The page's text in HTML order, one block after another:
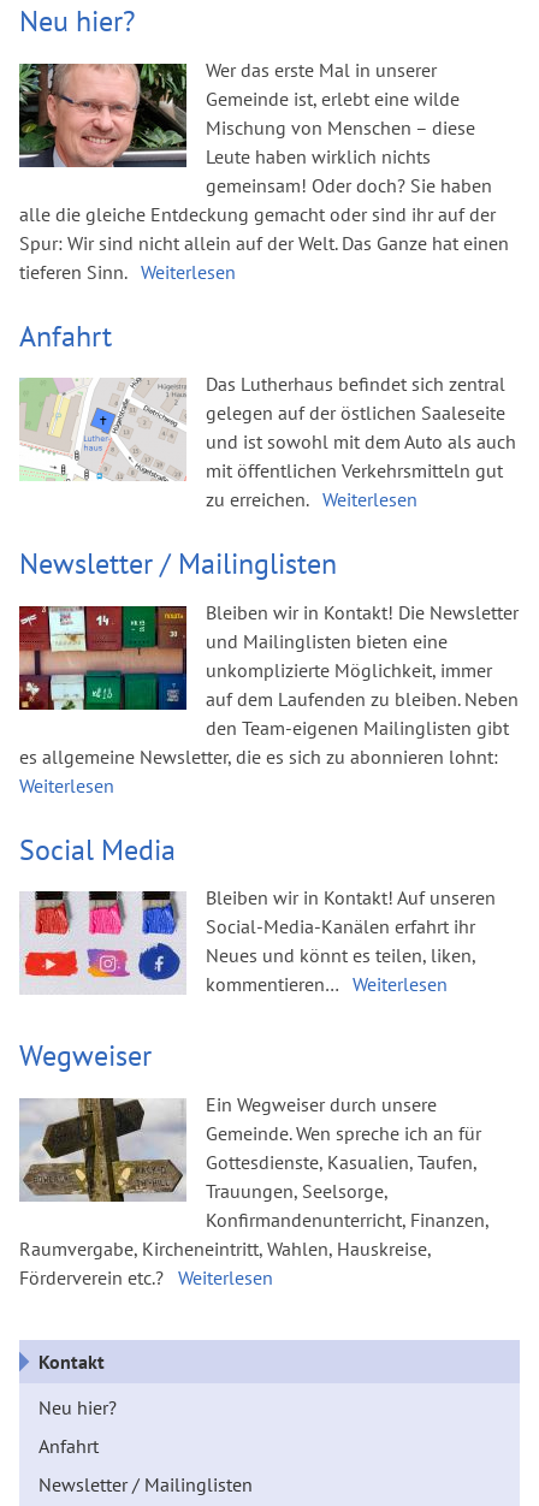
Neu hier?
Wer das erste Mal in unserer
Gemeinde ist, erlebt eine wilde
Mischung von Menschen – diese
Leute haben wirklich nichts
gemeinsam! Oder doch? Sie haben
alle die gleiche Entdeckung gemacht oder sind ihr auf der
Spur: Wir sind nicht allein auf der Welt. Das Ganze hat einen
tieferen Sinn. Weiterlesen
Anfahrt
Das Lutherhaus befindet sich zentral
gelegen auf der östlichen Saaleseite
und ist sowohl mit dem Auto als auch
mit öffentlichen Verkehrsmitteln gut
zu erreichen. Weiterlesen
Newsletter / Mailinglisten
Bleiben wir in Kontakt! Die Newsletter
und Mailinglisten bieten eine
unkomplizierte Möglichkeit, immer
auf dem Laufenden zu bleiben. Neben
den Team-eigenen Mailinglisten gibt
es allgemeine Newsletter, die es sich zu abonnieren lohnt:
Weiterlesen
Social Media
Bleiben wir in Kontakt! Auf unseren
Social-Media-Kanälen erfahrt ihr
Neues und könnt es teilen, liken,
kommentieren… Weiterlesen
Wegweiser
Ein Wegweiser durch unsere
Gemeinde. Wen spreche ich an für
Gottesdienste, Kasualien, Taufen,
Trauungen, Seelsorge,
Konfirmandenunterricht, Finanzen,
Raumvergabe, Kircheneintritt, Wahlen, Hauskreise,
Förderverein etc.? Weiterlesen
Kontakt
Neu hier?
Anfahrt
Newsletter / Mailinglisten